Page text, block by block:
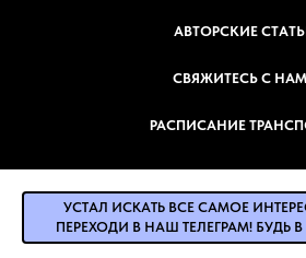
АВТОРСКИЕ
СВЯЖИТЕСЬ С
РАСПИСАНИЕ
УСТАЛ ИСКАТЬ ВСЕ САМОЕ
ПЕРЕХОДИ В НАШ ТЕЛЕГРАМ! БУДЬ